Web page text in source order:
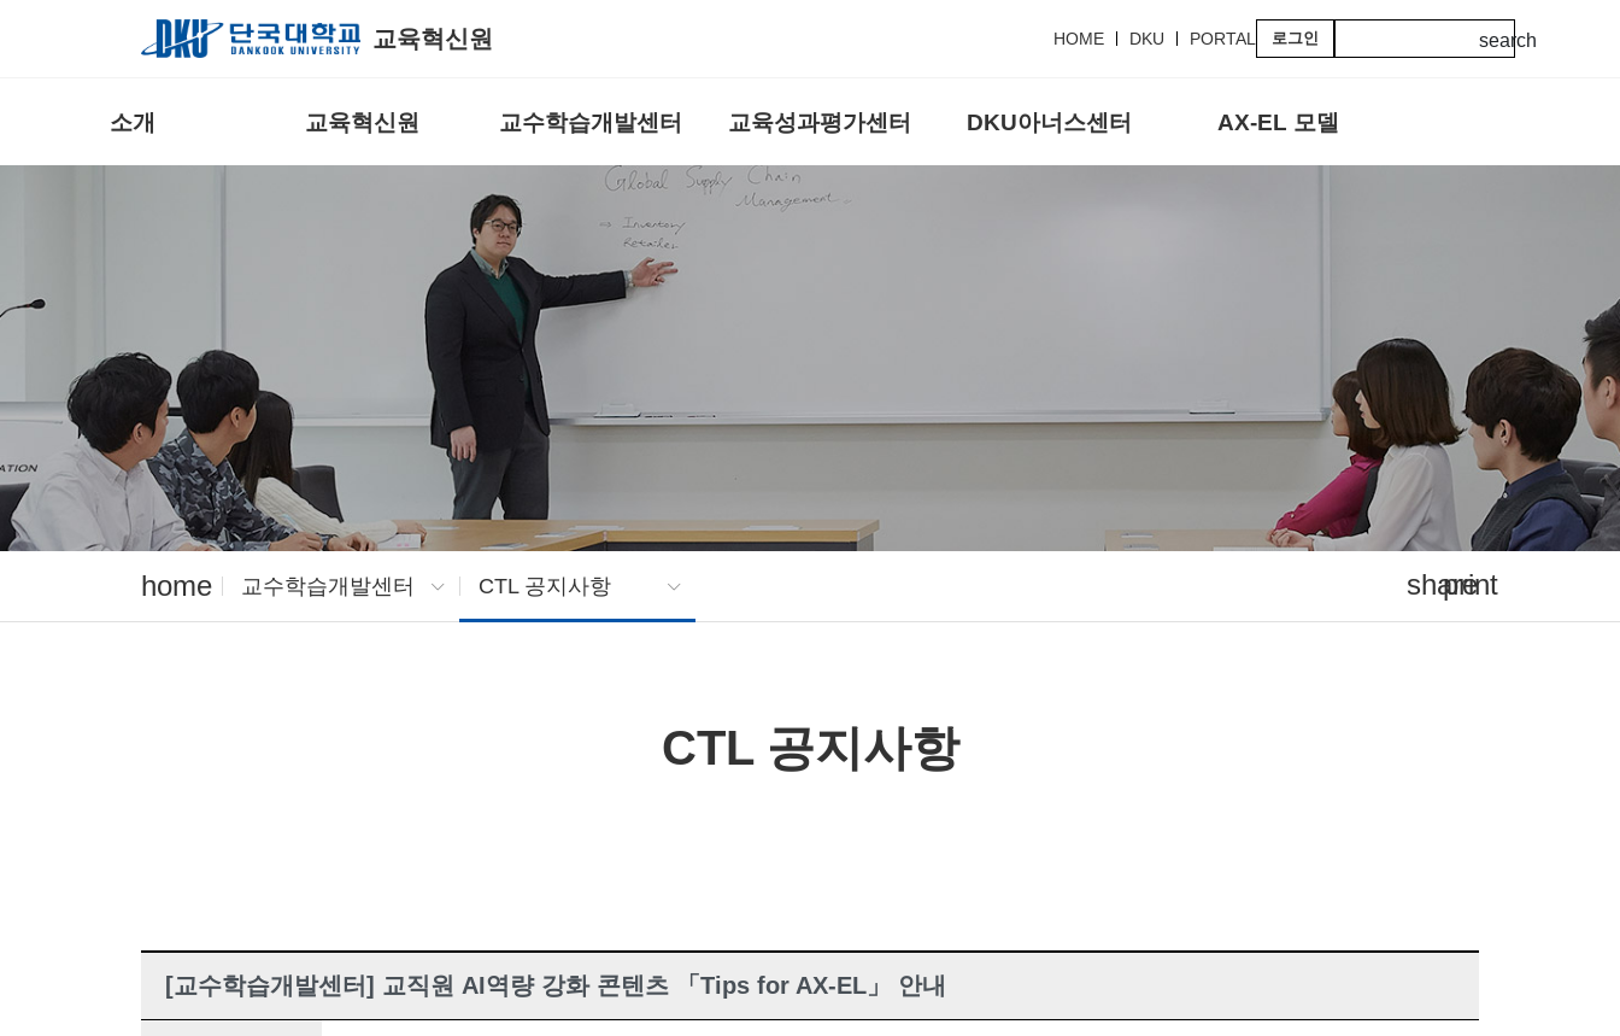
Skip to Main Content
교육혁신원 HOME DKU PORTAL 로그인 search
소개 교육혁신원 교수학습개발센터 교육성과평가센터 DKU아너스센터 AX-EL 모델
home 교수학습개발센터 CTL 공지사항 share
print
CTL 공지사항
[교수학습개발센터] 교직원 AI역량 강화 콘텐츠 「Tips for AX-EL」 안내